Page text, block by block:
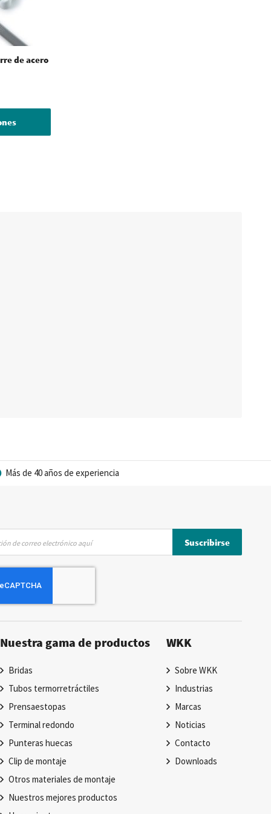
de acero
Más de 40 años de experiencia
Suscribirse
Nuestra gama de productos
Bridas
Tubos termorretráctiles
Prensaestopas
Terminal redondo
Punteras huecas
Clip de montaje
Otros materiales de montaje
Nuestros mejores productos
WKK
Sobre WKK
Industrias
Marcas
Noticias
Contacto
Downloads